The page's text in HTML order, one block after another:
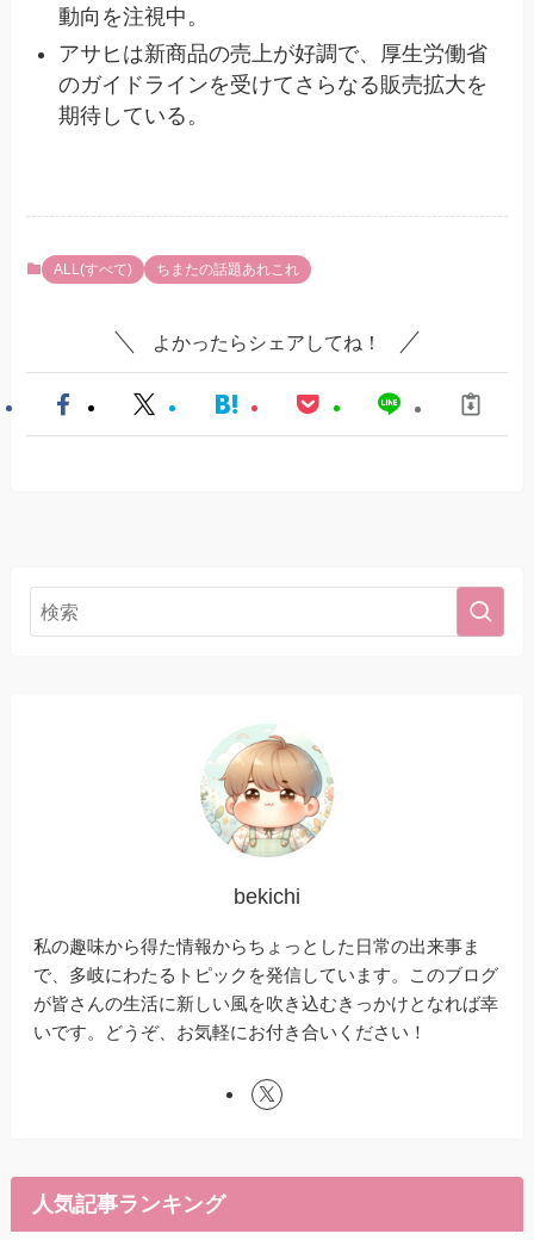
動向を注視中。
アサヒは新商品の売上が好調で、厚生労働省
のガイドラインを受けてさらなる販売拡大を
期待している。
ALL(すべて) ちまたの話題あれこれ
よかったらシェアしてね！
bekichi
私の趣味から得た情報からちょっとした日常の出来事ま
で、多岐にわたるトピックを発信しています。このブログ
が皆さんの生活に新しい風を吹き込むきっかけとなれば幸
いです。どうぞ、お気軽にお付き合いください！
人気記事ランキング